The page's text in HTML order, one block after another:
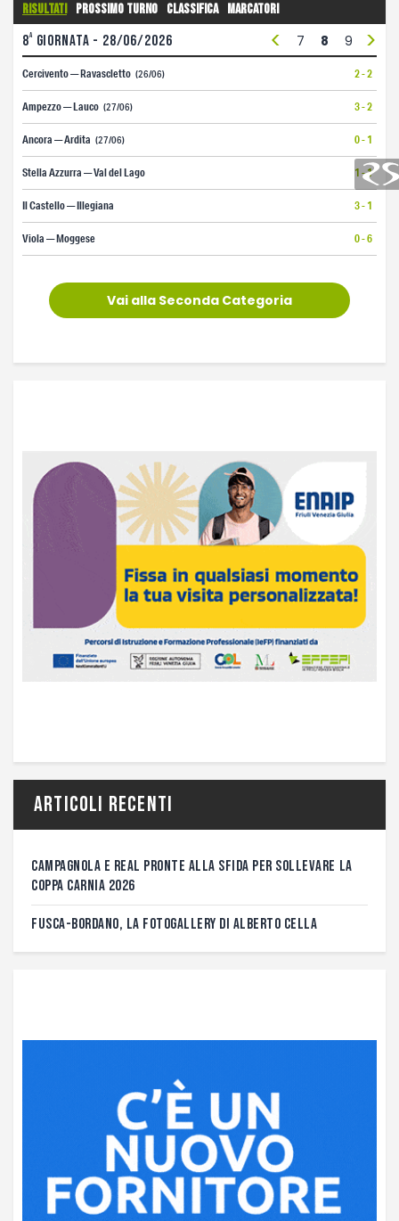
Risultati Prossimo turno Classifica Marcatori
8a giornata - 28/06/2026
1 6 7 8 9 10
< >
Cercivento — Ravascletto (26/06) 2 - 2
Ampezzo — Lauco (27/06) 3 - 2
Ancora — Ardita (27/06) 0 - 1
Stella Azzurra — Val del Lago 1 - 1
Il Castello — Illegiana 3 - 1
Viola — Moggese 0 - 6
Vai alla Seconda Categoria
Articoli recenti
CAMPAGNOLA E REAL PRONTE ALLA SFIDA PER SOLLEVARE LA
COPPA CARNIA 2026
FUSCA-BORDANO, LA FOTOGALLERY DI ALBERTO CELLA